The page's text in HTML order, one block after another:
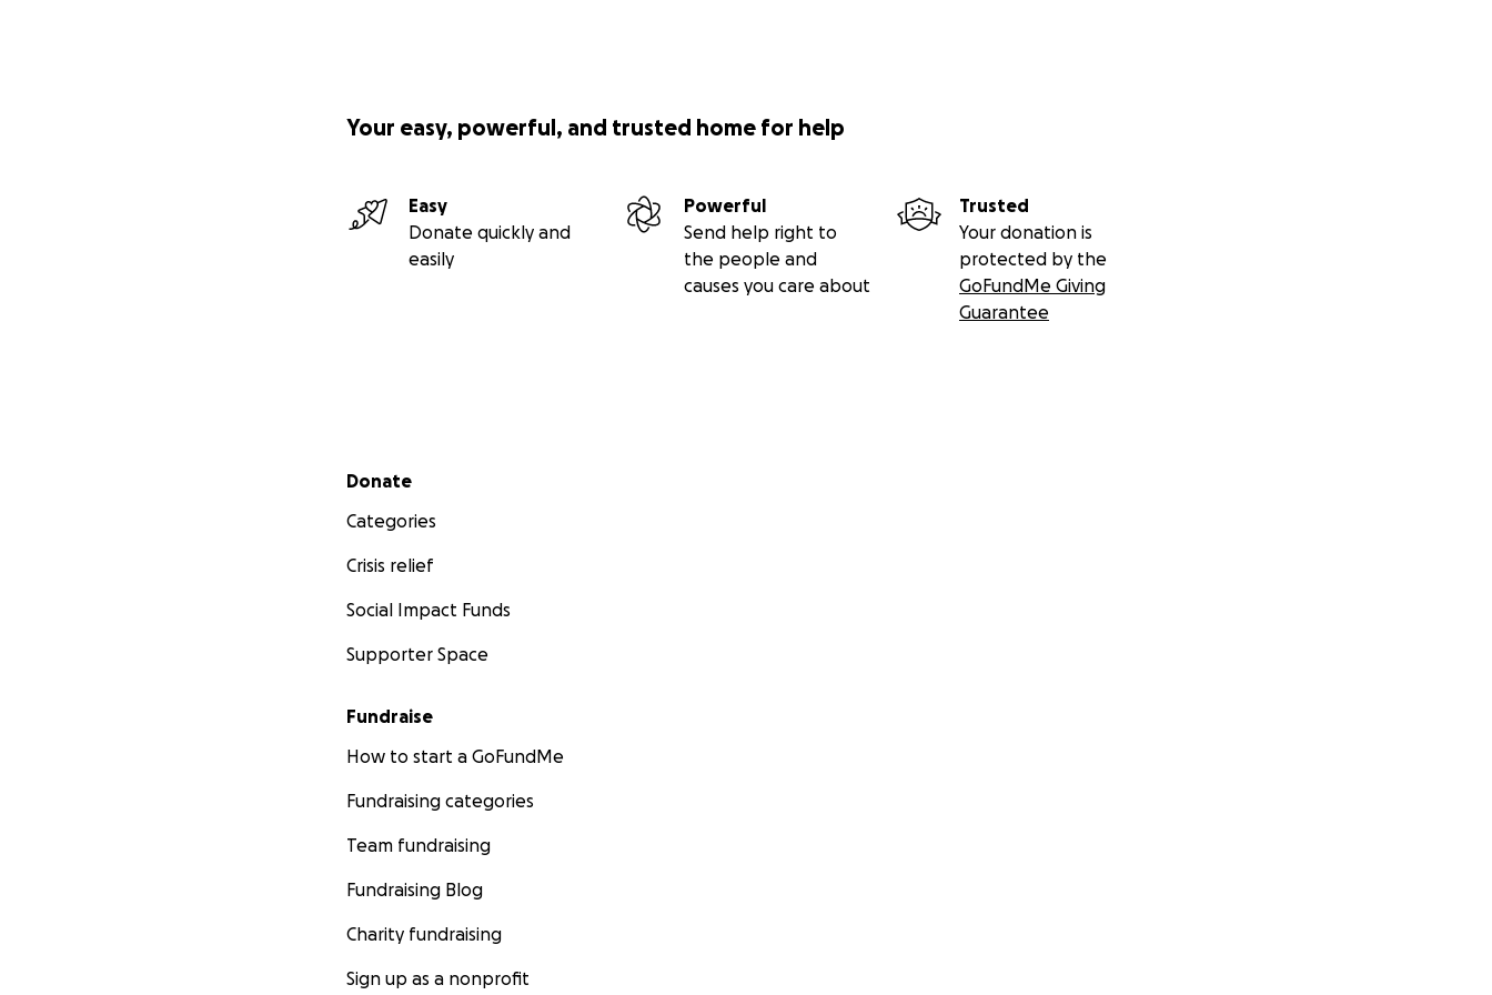
Your easy, powerful, and trusted home for help
Easy
Donate quickly and
easily
Powerful
Send help right to
the people and
causes you care about
Trusted
Your donation is
protected by the
GoFundMe Giving
Guarantee
Secondary menu
Donate
Categories
Crisis relief
Social Impact Funds
Supporter Space
Fundraise
How to start a GoFundMe
Fundraising categories
Team fundraising
Fundraising Blog
Charity fundraising
Sign up as a nonprofit